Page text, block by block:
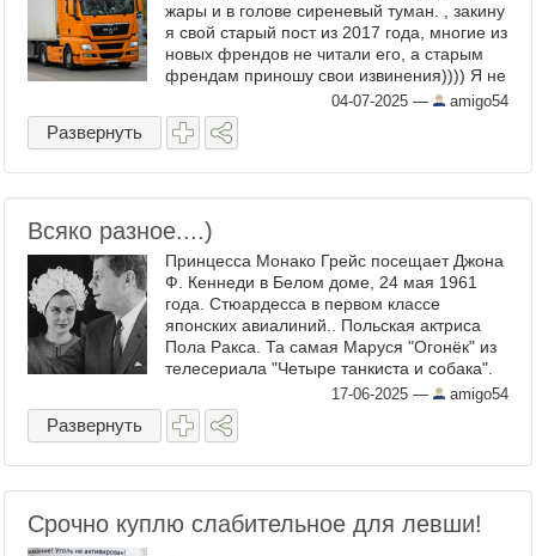
жары и в голове сиреневый туман. , закину
я свой старый пост из 2017 года, многие из
новых френдов не читали его, а старым
френдам приношу свои извинения)))) Я не
умею ездить на фурах...Это, наверное,
странно ...
04-07-2025 — amigo54
Развернуть
Всяко разное....)
Принцесса Монако Грейс посещает Джона
Ф. Кеннеди в Белом доме, 24 мая 1961
года. Стюардесса в первом классе
японских авиалиний.. Польская актриса
Пола Ракса. Та самая Маруся "Огонёк" из
телесериала "Четыре танкиста и собака".
Юный Леонид Якубович, 1960-е годы «Они
сказали ...
17-06-2025 — amigo54
Развернуть
Срочно куплю слабительное для левши!